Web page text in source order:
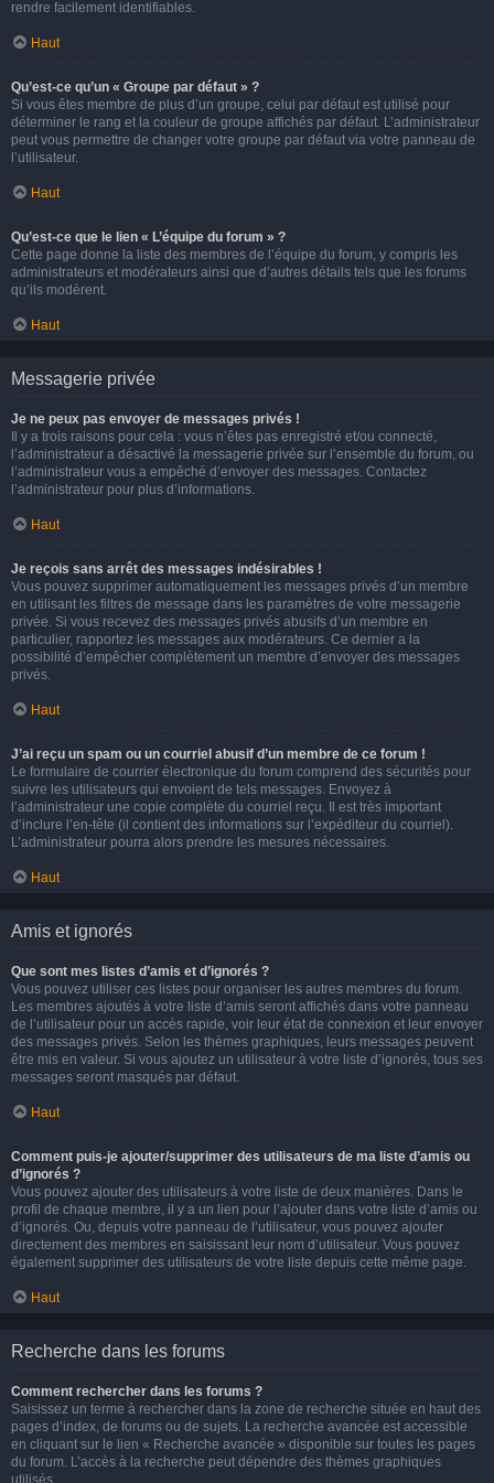
rendre facilement identifiables.
Haut
Qu’est-ce qu’un « Groupe par défaut » ?
Si vous êtes membre de plus d’un groupe, celui par défaut est utilisé pour
déterminer le rang et la couleur de groupe affichés par défaut. L’administrateur
peut vous permettre de changer votre groupe par défaut via votre panneau de
l’utilisateur.
Haut
Qu’est-ce que le lien « L’équipe du forum » ?
Cette page donne la liste des membres de l’équipe du forum, y compris les
administrateurs et modérateurs ainsi que d’autres détails tels que les forums
qu’ils modèrent.
Haut
Messagerie privée
Je ne peux pas envoyer de messages privés !
Il y a trois raisons pour cela : vous n’êtes pas enregistré et/ou connecté,
l’administrateur a désactivé la messagerie privée sur l’ensemble du forum, ou
l’administrateur vous a empêché d’envoyer des messages. Contactez
l’administrateur pour plus d’informations.
Haut
Je reçois sans arrêt des messages indésirables !
Vous pouvez supprimer automatiquement les messages privés d’un membre
en utilisant les filtres de message dans les paramètres de votre messagerie
privée. Si vous recevez des messages privés abusifs d’un membre en
particulier, rapportez les messages aux modérateurs. Ce dernier a la
possibilité d’empêcher complètement un membre d’envoyer des messages
privés.
Haut
J’ai reçu un spam ou un courriel abusif d’un membre de ce forum !
Le formulaire de courrier électronique du forum comprend des sécurités pour
suivre les utilisateurs qui envoient de tels messages. Envoyez à
l’administrateur une copie complète du courriel reçu. Il est très important
d’inclure l’en-tête (il contient des informations sur l’expéditeur du courriel).
L’administrateur pourra alors prendre les mesures nécessaires.
Haut
Amis et ignorés
Que sont mes listes d’amis et d’ignorés ?
Vous pouvez utiliser ces listes pour organiser les autres membres du forum.
Les membres ajoutés à votre liste d’amis seront affichés dans votre panneau
de l’utilisateur pour un accès rapide, voir leur état de connexion et leur envoyer
des messages privés. Selon les thèmes graphiques, leurs messages peuvent
être mis en valeur. Si vous ajoutez un utilisateur à votre liste d’ignorés, tous ses
messages seront masqués par défaut.
Haut
Comment puis-je ajouter/supprimer des utilisateurs de ma liste d’amis ou
d’ignorés ?
Vous pouvez ajouter des utilisateurs à votre liste de deux manières. Dans le
profil de chaque membre, il y a un lien pour l’ajouter dans votre liste d’amis ou
d’ignorés. Ou, depuis votre panneau de l’utilisateur, vous pouvez ajouter
directement des membres en saisissant leur nom d’utilisateur. Vous pouvez
également supprimer des utilisateurs de votre liste depuis cette même page.
Haut
Recherche dans les forums
Comment rechercher dans les forums ?
Saisissez un terme à rechercher dans la zone de recherche située en haut des
pages d’index, de forums ou de sujets. La recherche avancée est accessible
en cliquant sur le lien « Recherche avancée » disponible sur toutes les pages
du forum. L’accès à la recherche peut dépendre des thèmes graphiques
utilisés.